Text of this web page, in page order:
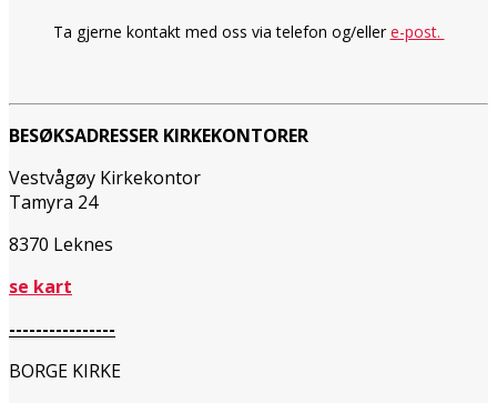
Ta gjerne kontakt med oss via telefon og/ellere-post.
BESØKSADRESSER KIRKEKONTORER
Vestvågøy Kirkekontor
Tamyra 24
8370 Leknes
se kart
----------------
BORGE KIRKE